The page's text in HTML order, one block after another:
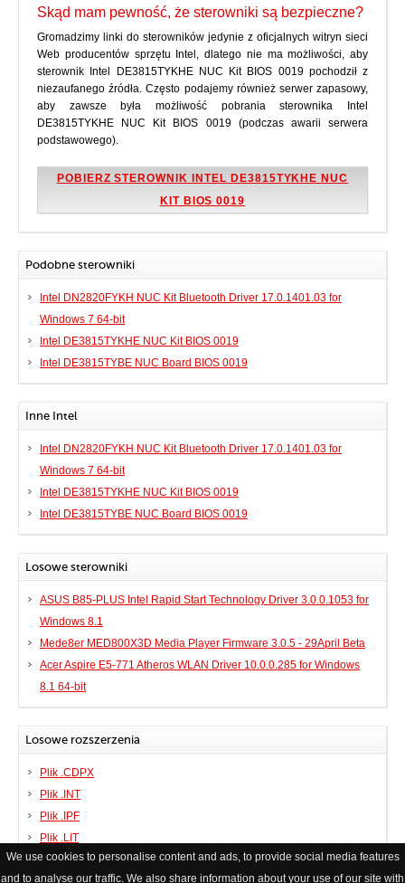
We use cookies to personalise content and ads, to provide social media features
and to analyse our traffic. We also share information about your use of our site with
Skąd mam pewność, że sterowniki są bezpieczne?
Gromadzimy linki do sterowników jedynie z oficjalnych witryn sieci
Web producentów sprzętu Intel, dlatego nie ma możliwości, aby
sterownik Intel DE3815TYKHE NUC Kit BIOS 0019 pochodził z
niezaufanego źródła. Często podajemy również serwer zapasowy,
aby zawsze była możliwość pobrania sterownika Intel
DE3815TYKHE NUC Kit BIOS 0019 (podczas awarii serwera
podstawowego).
POBIERZ STEROWNIK INTEL DE3815TYKHE NUC
KIT BIOS 0019
Podobne sterowniki
Intel DN2820FYKH NUC Kit Bluetooth Driver 17.0.1401.03 for
Windows 7 64-bit
Intel DE3815TYKHE NUC Kit BIOS 0019
Intel DE3815TYBE NUC Board BIOS 0019
Inne Intel
Intel DN2820FYKH NUC Kit Bluetooth Driver 17.0.1401.03 for
Windows 7 64-bit
Intel DE3815TYKHE NUC Kit BIOS 0019
Intel DE3815TYBE NUC Board BIOS 0019
Losowe sterowniki
ASUS B85-PLUS Intel Rapid Start Technology Driver 3.0.0.1053 for
Windows 8.1
Mede8er MED800X3D Media Player Firmware 3.0.5 - 29April Beta
Acer Aspire E5-771 Atheros WLAN Driver 10.0.0.285 for Windows
8.1 64-bit
Losowe rozszerzenia
Plik .CDPX
Plik .INT
Plik .IPF
Plik .LIT